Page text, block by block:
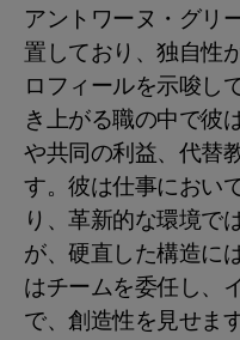
アントワーヌ・グリ
置しており、独自性
ロフィールを示唆し
き上がる職の中で彼
や共同の利益、代替
す。彼は仕事におい
り、革新的な環境で
が、硬直した構造に
はチームを委任し、
で、創造性を見せま